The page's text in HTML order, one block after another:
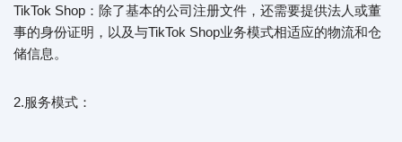
TikTok Shop：除了基本的公司注册文件，还需要提供法人或董
事的身份证明，以及与TikTok Shop业务模式相适应的物流和仓
储信息。
2.服务模式：